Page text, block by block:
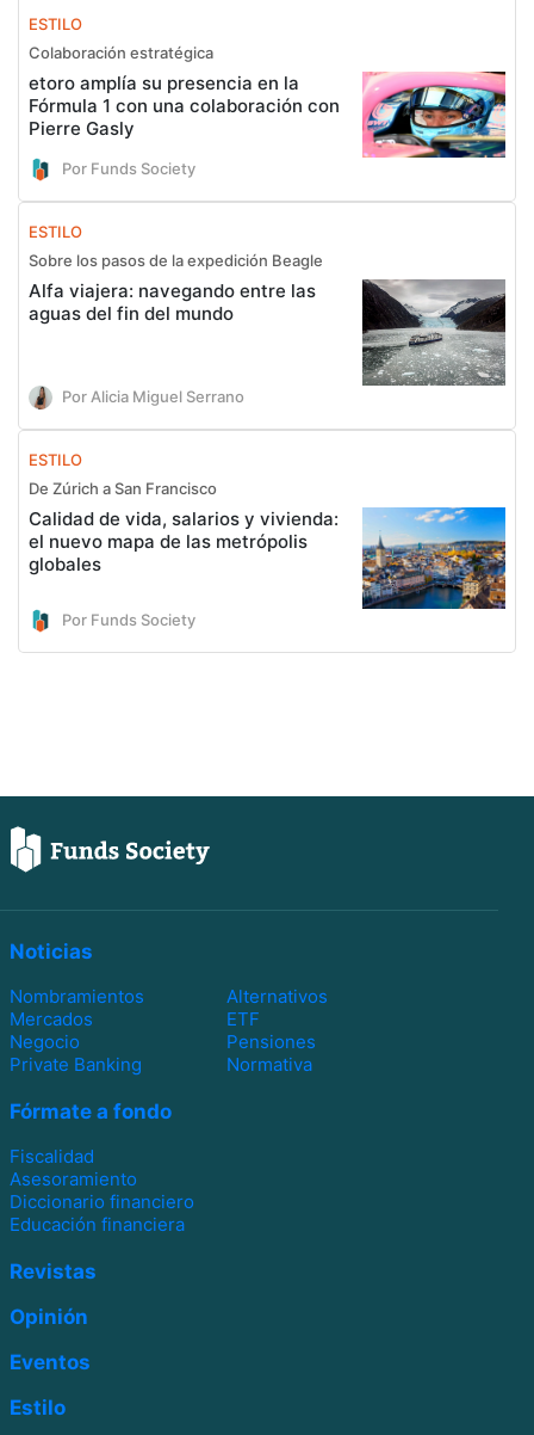
ESTILO
Colaboración estratégica
etoro amplía su presencia en la
Fórmula 1 con una colaboración con
Pierre Gasly
Por Funds Society
ESTILO
Sobre los pasos de la expedición Beagle
Alfa viajera: navegando entre las
aguas del fin del mundo
Por Alicia Miguel Serrano
ESTILO
De Zúrich a San Francisco
Calidad de vida, salarios y vivienda:
el nuevo mapa de las metrópolis
globales
Por Funds Society
Noticias
Nombramientos
Alternativos
Mercados
ETF
Negocio
Pensiones
Private Banking
Normativa
Fórmate a fondo
Fiscalidad
Asesoramiento
Diccionario financiero
Educación financiera
Revistas
Opinión
Eventos
Estilo